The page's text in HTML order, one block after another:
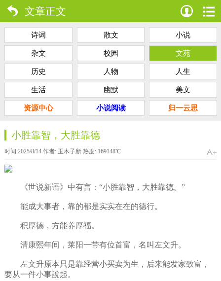
文章正文
诗词 散文 小说
杂文 校园 文苑
历史 人物 人生
生活 幽默 美文
资源中心 小说阅读 归一云思
小胜靠智，大胜靠德
时间:2025/8/14 作者: 玉木子新热度: 169148℃
《世说新语》中有言：“小胜靠智，大胜靠德。”
能成大事者，靠的都是实实在在的德行。
积厚德，方能养厚福。
清康熙年间，莱阳一带有位首富，名叫左文升。
左文升原本只是靠经营小买卖为生，后来能发家致富，
要从一件小事說起。